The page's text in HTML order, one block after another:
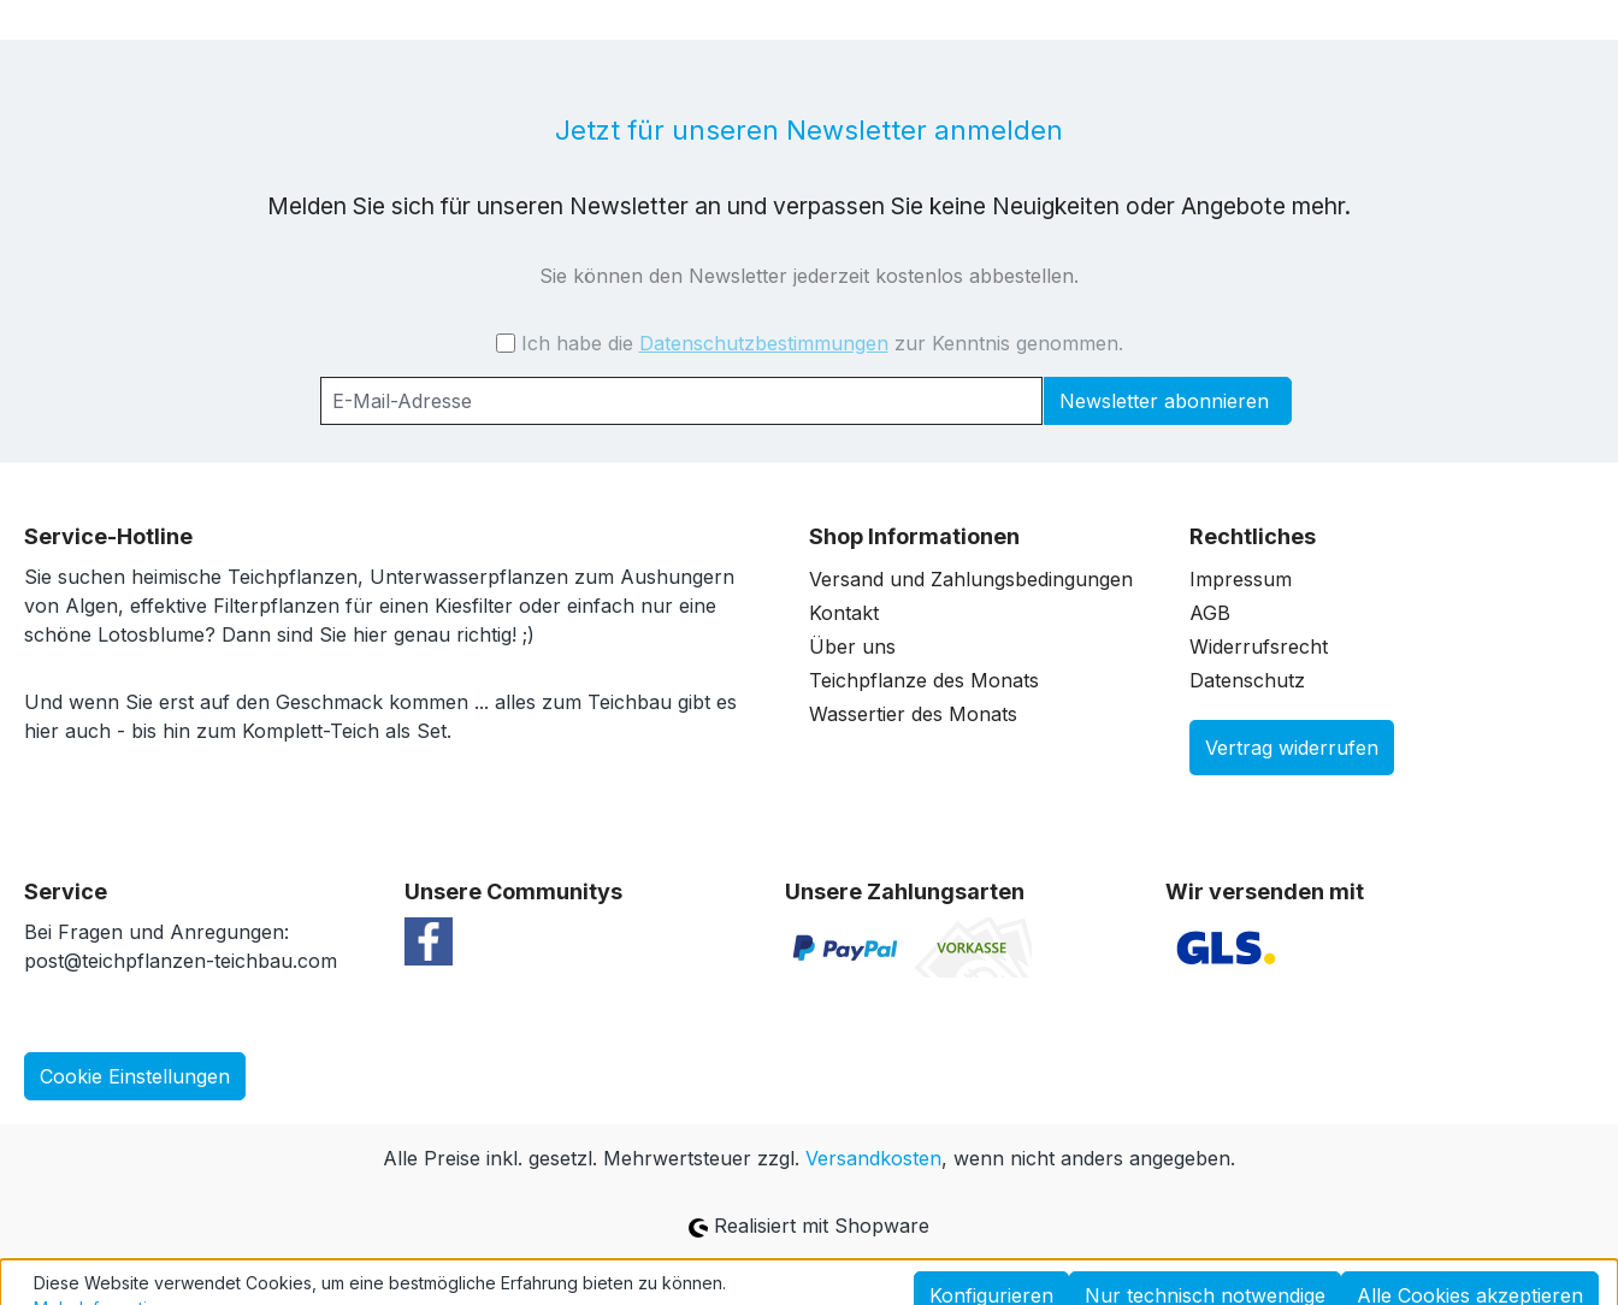
Jetzt für unseren Newsletter anmelden
Melden Sie sich für unseren Newsletter an und verpassen Sie keine Neuigkeiten oder Angebote mehr.
Sie können den Newsletter jederzeit kostenlos abbestellen.
Ich habe die Datenschutzbestimmungen zur Kenntnis genommen.
Newsletter abonnieren
Service-Hotline
Sie suchen heimische Teichpflanzen, Unterwasserpflanzen zum Aushungern
von Algen, effektive Filterpflanzen für einen Kiesfilter oder einfach nur eine
schöne Lotosblume? Dann sind Sie hier genau richtig! ;)
Und wenn Sie erst auf den Geschmack kommen ... alles zum Teichbau gibt es
hier auch - bis hin zum Komplett-Teich als Set.
Shop Informationen
Versand und Zahlungsbedingungen
Kontakt
Über uns
Teichpflanze des Monats
Wassertier des Monats
Rechtliches
Impressum
AGB
Widerrufsrecht
Datenschutz
Vertrag widerrufen
Service
Bei Fragen und Anregungen:
post@teichpflanzen-teichbau.com
Unsere Communitys Unsere Zahlungsarten Wir versenden mit
Cookie Einstellungen
Alle Preise inkl. gesetzl. Mehrwertsteuer zzgl. Versandkosten, wenn nicht anders angegeben.
Realisiert mit Shopware
Diese Website verwendet Cookies, um eine bestmögliche Erfahrung bieten zu können.
Nur technisch notwendige
Konfigurieren Alle Cookies akzeptieren